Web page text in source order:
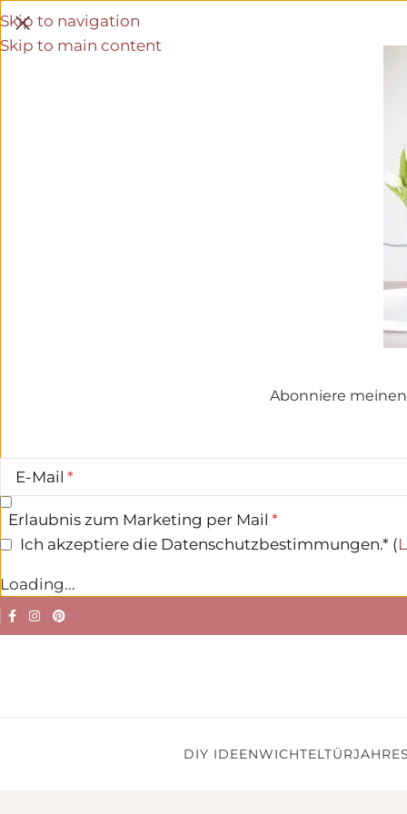
Abonniere
E-Mail
Erlaubnis zum Marketing per Mail
Ich akzeptiere die Datenschutzbestimmungen.* (
Loading...
Skip to navigation
Skip to main content
DIY IDEENWICHTELTÜR